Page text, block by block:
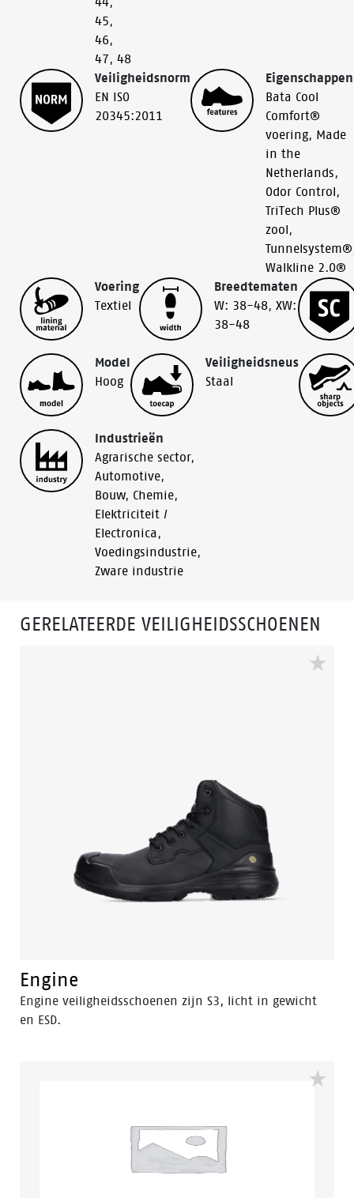
45,
46,
47, 48
Veiligheidsnorm
EN ISO
20345:2011
Eigenschappen
Bata Cool
Comfort®
voering, Made
in the
Netherlands,
Odor Control,
TriTech Plus®
zool,
Tunnelsystem®
Walkline 2.0®
Voering
Textiel
Breedtematen
W: 38-48, XW:
38-48
Model
Hoog
Veiligheidsneus
Staal
Industrieën
Agrarische sector,
Automotive,
Bouw, Chemie,
Elektriciteit /
Electronica,
Voedingsindustrie,
Zware industrie
GERELATEERDE VEILIGHEIDSSCHOENEN
Engine
Engine veiligheidsschoenen zijn S3, licht in gewicht
en ESD.